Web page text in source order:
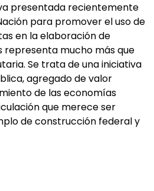
presentada recientemente
para promover el uso de
en la elaboración de
representa mucho más que
Se trata de una iniciativa
agregado de valor
de las economías
que merece ser
de construcción federal y